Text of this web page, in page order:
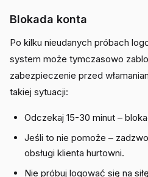
Blokada konta
Po kilku nieudanych próbach
system może tymczasowo
zabezpieczenie przed
takiej sytuacji:
Odczekaj 15-30 minut –
Jeśli to nie pomoże –
obsługi klienta hurtowni.
Nie próbuj logować się na